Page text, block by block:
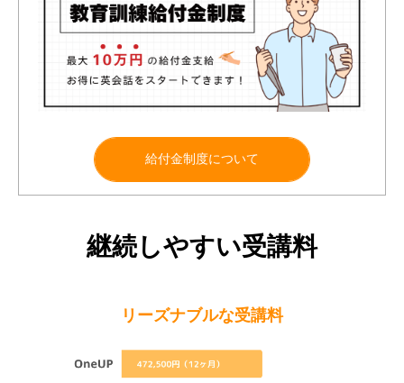
給付金制度について
継続しやすい受講料
リーズナブルな受講料